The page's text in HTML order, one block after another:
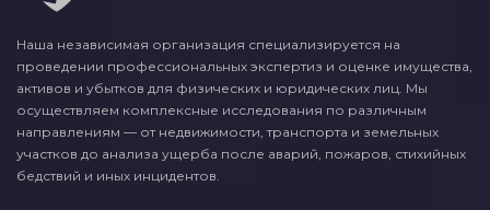
Наша независимая организация специализируется на
проведении профессиональных экспертиз и оценке имущества,
активов и убытков для физических и юридических лиц. Мы
осуществляем комплексные исследования по различным
направлениям — от недвижимости, транспорта и земельных
участков до анализа ущерба после аварий, пожаров, стихийных
бедствий и иных инцидентов.